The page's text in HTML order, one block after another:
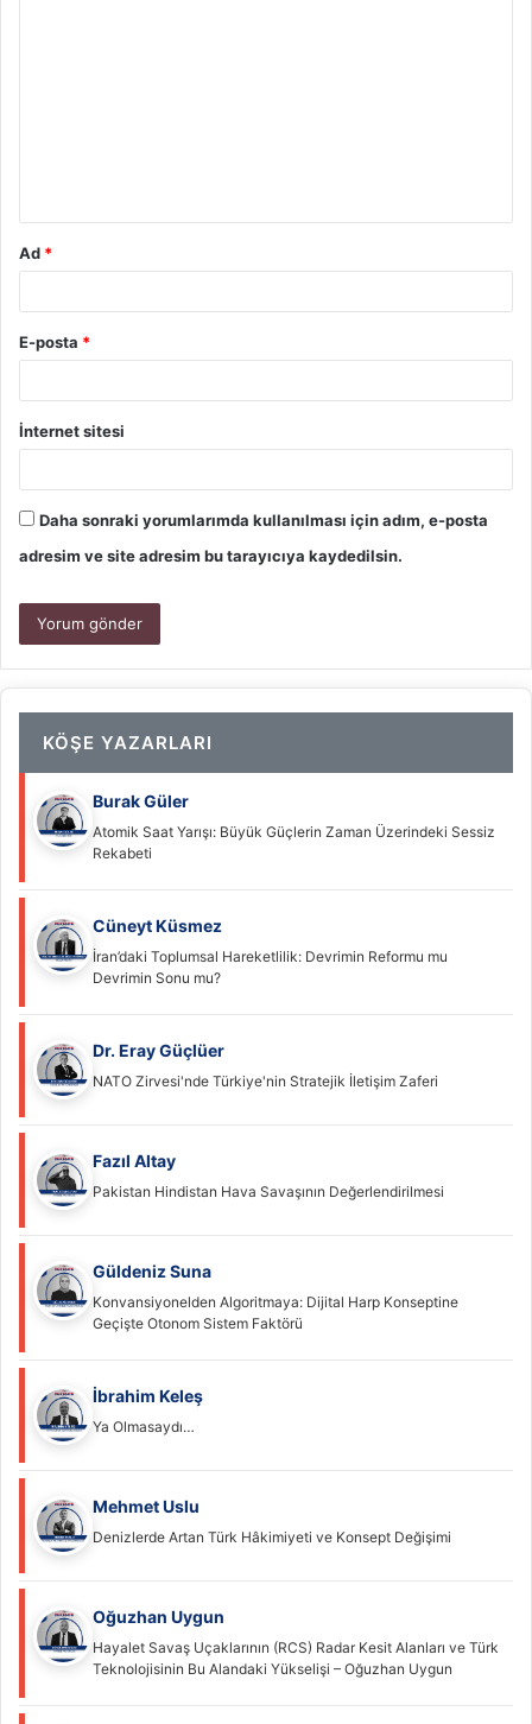
Ad *
E-posta *
İnternet sitesi
Daha sonraki yorumlarımda kullanılması için adım, e-posta
adresim ve site adresim bu tarayıcıya kaydedilsin.
KÖŞE YAZARLARI
Burak Güler
Atomik Saat Yarışı: Büyük Güçlerin Zaman Üzerindeki Sessiz
Rekabeti
Cüneyt Küsmez
İran’daki Toplumsal Hareketlilik: Devrimin Reformu mu
Devrimin Sonu mu?
Dr. Eray Güçlüer
NATO Zirvesi'nde Türkiye'nin Stratejik İletişim Zaferi
Fazıl Altay
Pakistan Hindistan Hava Savaşının Değerlendirilmesi
Güldeniz Suna
Konvansiyonelden Algoritmaya: Dijital Harp Konseptine
Geçişte Otonom Sistem Faktörü
İbrahim Keleş
Ya Olmasaydı…
Mehmet Uslu
Denizlerde Artan Türk Hâkimiyeti ve Konsept Değişimi
Oğuzhan Uygun
Hayalet Savaş Uçaklarının (RCS) Radar Kesit Alanları ve Türk
Teknolojisinin Bu Alandaki Yükselişi – Oğuzhan Uygun